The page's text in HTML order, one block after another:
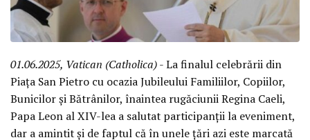
01.06.2025, Vatican (Catholica)- La finalul celebrării din
Piața San Pietro cu ocazia Jubileului Familiilor, Copiilor,
Bunicilor și Bătrânilor, înaintea rugăciunii Regina Caeli,
Papa Leon al XIV-lea a salutat participanții la eveniment,
dar a amintit și de faptul că în unele țări azi este marcată